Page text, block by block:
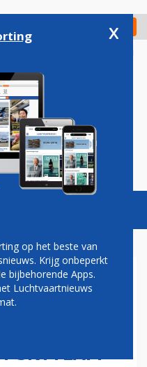
Check in
Vacatures
AIR
SAS
SKYTEAM
x
op het beste van
Krijg onbeperkt
bijbehorende Apps.
Luchtvaartnieuws